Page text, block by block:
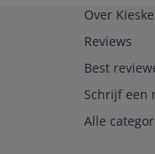
Over
Reviews
Best
Schrijf een
Alle